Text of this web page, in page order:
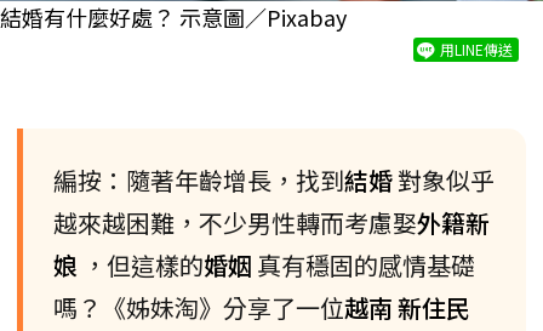
結婚有什麼好處？ 示意圖／Pixabay
用LINE傳送
編按：隨著年齡增長，找到結婚對象似乎
越來越困難，不少男性轉而考慮娶外籍新
娘 ，但這樣的婚姻 真有穩固的感情基礎
嗎？《姊妹淘》分享了一位越南新住民